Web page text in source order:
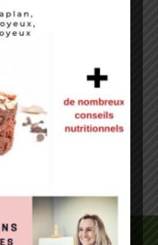
via e-mail. You can